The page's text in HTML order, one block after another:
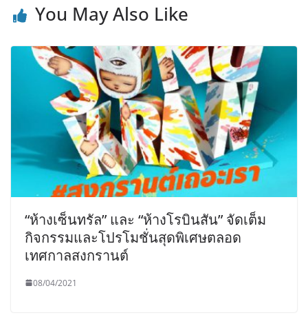
You May Also Like
“ห้างเซ็นทรัล” และ “ห้างโรบินสัน” จัดเต็ม
กิจกรรมและโปรโมชั่นสุดพิเศษตลอด
เทศกาลสงกรานต์
08/04/2021